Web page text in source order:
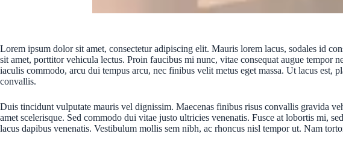
Lorem ipsum dolor sit amet, consectetur adipiscing elit. Mauris lorem lacus, sodales id
sit amet, porttitor vehicula lectus. Proin faucibus mi nunc, vitae consequat augue tempor
iaculis commodo, arcu dui tempus arcu, nec finibus velit metus eget massa. Ut lacus est,
convallis.
Duis tincidunt vulputate mauris vel dignissim. Maecenas finibus risus convallis gravida
amet scelerisque. Sed commodo dui vitae justo ultricies venenatis. Fusce at lobortis mi,
lacus dapibus venenatis. Vestibulum mollis sem nibh, ac rhoncus nisl tempor ut. Nam